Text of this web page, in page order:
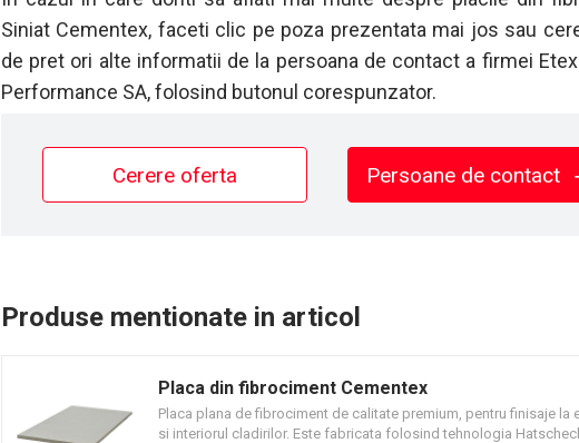
Siniat Cementex, faceti clic pe poza prezentata mai jos sau
de pret ori alte informatii de la persoana de contact a firmei
Performance SA, folosind butonul corespunzator.
Cerere oferta Persoane de contact
Produse mentionate in articol
Placa din fibrociment Cementex
Placa plana de fibrociment de calitate premium, pentru finisaje la
si interiorul cladirilor. Este fabricata folosind tehnologia